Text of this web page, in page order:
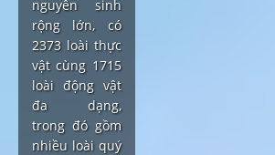
nguyên sinh
rộng lớn, có
2373 loài thực
vật cùng 1715
loài động vật
đa dạng,
trong đó gồm
nhiều loài quý